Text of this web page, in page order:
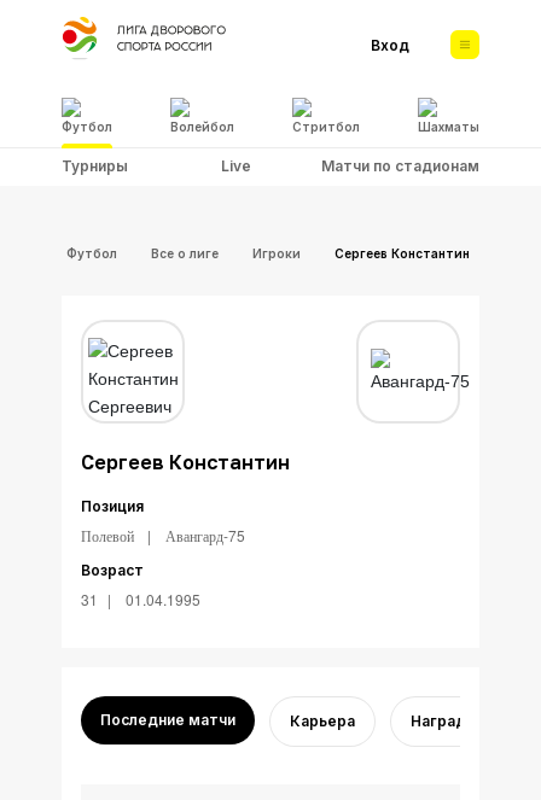
Футбол Волейбол Стритбол Шахматы
Вход
Турниры Live Матчи по стадионам
Футбол Все о лиге Игроки Сергеев Константин
Сергеев Константин
Позиция
Полевой Авангард-75
Возраст
31 01.04.1995
Последние матчи Карьера Награды